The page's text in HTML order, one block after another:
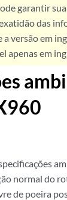
garantir
das
versão em
apenas em
normal do
de poeira